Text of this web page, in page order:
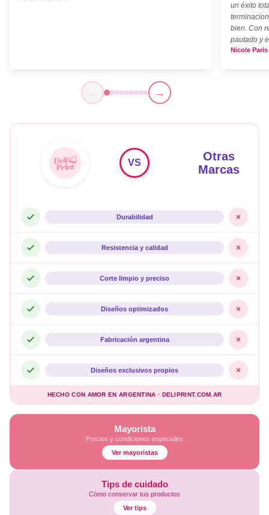
un éxito
bien. Con
pautado y
Nicole Paris
← →
Mayorista
Precios y condiciones especiales
Ver mayoristas
Tips de cuidado
Cómo conservar tus productos
Ver tips
Otras
Marcas
VS
Durabilidad
Resistencia y calidad
Corte limpio y preciso
Diseños optimizados
Fabricación argentina
Diseños exclusivos propios
HECHO CON AMOR EN ARGENTINA · DELIPRINT.COM.AR